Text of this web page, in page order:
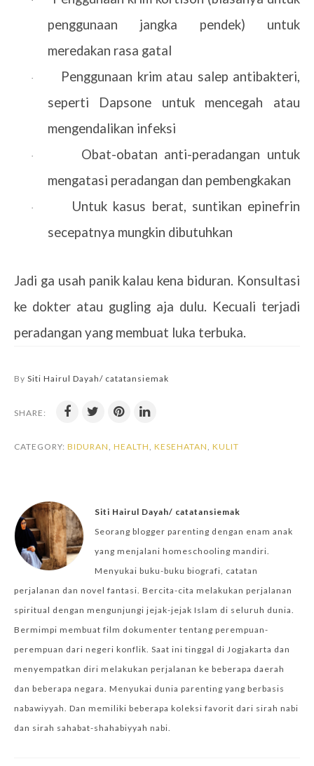
penggunaan jangka pendek) untuk
meredakan rasa gatal
·
Penggunaan krim atau salep antibakteri,
seperti Dapsone untuk mencegah atau
mengendalikan infeksi
·
Obat-obatan anti-peradangan untuk
mengatasi peradangan dan pembengkakan
·
Untuk kasus berat, suntikan epinefrin
secepatnya mungkin dibutuhkan
Jadi ga usah panik kalau kena biduran. Konsultasi
ke dokter atau gugling aja dulu. Kecuali terjadi
peradangan yang membuat luka terbuka.
By Siti Hairul Dayah/ catatansiemak
SHARE:
CATEGORY: BIDURAN, HEALTH, KESEHATAN, KULIT
Siti Hairul Dayah/ catatansiemak
Seorang blogger parenting dengan enam anak
yang menjalani homeschooling mandiri.
Menyukai buku-buku biografi, catatan
perjalanan dan novel fantasi. Bercita-cita melakukan perjalanan
spiritual dengan mengunjungi jejak-jejak Islam di seluruh dunia.
Bermimpi membuat film dokumenter tentang perempuan-
perempuan dari negeri konflik. Saat ini tinggal di Jogjakarta dan
menyempatkan diri melakukan perjalanan ke beberapa daerah
dan beberapa negara. Menyukai dunia parenting yang berbasis
nabawiyyah. Dan memiliki beberapa koleksi favorit dari sirah nabi
dan sirah sahabat-shahabiyyah nabi.